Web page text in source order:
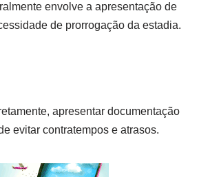
envolve a apresentação de
de prorrogação da estadia.
apresentar documentação
evitar contratempos e atrasos.